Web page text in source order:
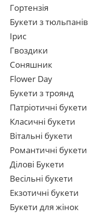
Гортензія
Букети з тюльпанів
Ірис
Гвоздики
Соняшник
Flower Day
Букети з троянд
Патріотичні букети
Класичні букети
Вітальні букети
Романтичні букети
Ділові Букети
Весільні букети
Екзотичні букети
Букети для жінок